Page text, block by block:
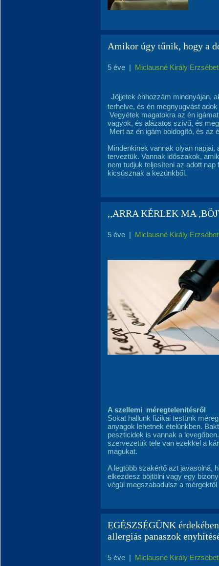
Amikor úgy tűnik, hogy a
5 éve | Miclausné Király Erzsébet
Jöjjetek énhozzám mindnyájan,
terhelve, és én megnyugvást
Vegyétek magatokra az én
vagyok, és alázatos szívű, és
Mert az én igám boldogító, és az
Mindenkinek vannak olyan
terveztük. Vannak időszakok,
nem tudjuk teljesíteni az adott
kicsúsznak a kezünkből.
,,ARRA KÉRLEK MA
5 éve | Miclausné Király Erzsébet
A szellemi méregtelenitésről
Sokat hallunk fizikai testünk
anyagok lehetnek ételünkben.
peszticidek is vannak a
szervezetük tele van ezekkel a
magukat.
A legtöbb szakértő azt javasolná,
elkezdesz böjtölni vagy egy
végül megszabadulsz a
EGÉSZSÉGÜNK
allergiás panaszok
5 éve | Miclausné Király Erzsébet